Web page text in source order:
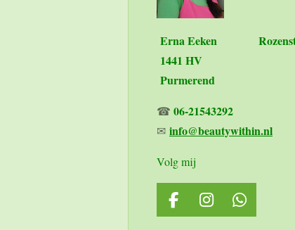
Erna Eeken
1441
Purmerend
☎ 06-21543292
✉ info@beautywithin.nl
Volg mij
F
a
I
n
W
h